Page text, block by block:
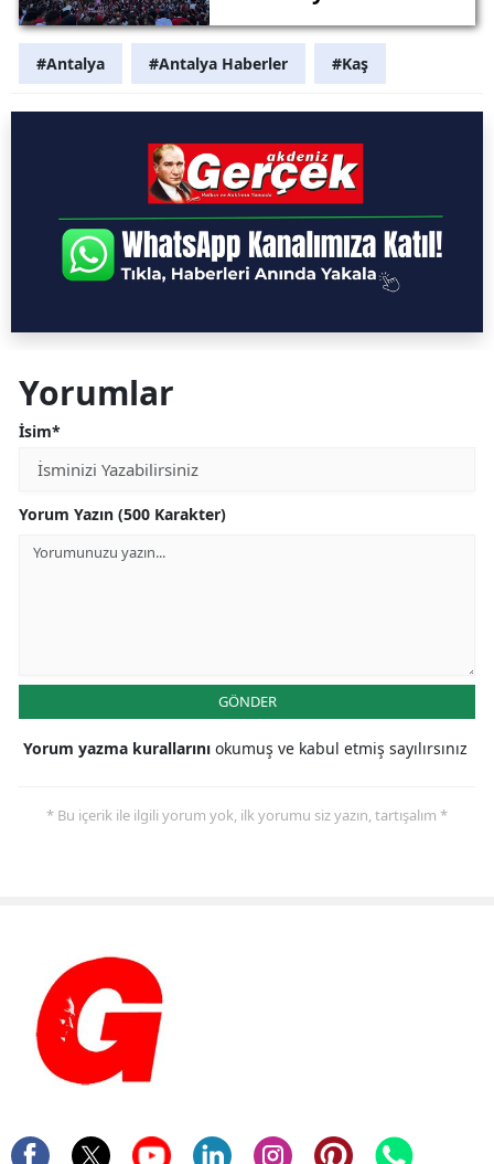
Yürek Oldular
#Antalya #Antalya Haberler #Kaş
Yorumlar
İsim*
Yorum Yazın (500 Karakter)
GÖNDER
Yorum yazma kurallarını okumuş ve kabul etmiş sayılırsınız
* Bu içerik ile ilgili yorum yok, ilk yorumu siz yazın, tartışalım *